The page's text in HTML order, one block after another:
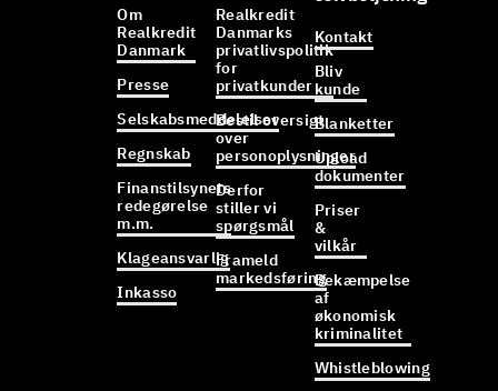
Om
Realkredit
Danmark
Presse
Selskabsmeddelelser
Regnskab
Finanstilsynets
redegørelse
m.m.
Klageansvarlig
Inkasso
Realkredit
Danmarks
privatlivspolitik
for
privatkunder
Bestil oversigt
over
personoplysninger
Derfor
stiller vi
spørgsmål
Frameld
markedsføring
Kontakt
Bliv
kunde
Blanketter
Upload
dokumenter
Priser
&
vilkår
Bekæmpelse
af
økonomisk
kriminalitet
Whistleblowing